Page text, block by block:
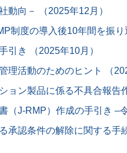
動向－ （2025年12月）
制度の導入後10年間を振り
引き （2025年10月）
理活動のためのヒント （
ョン製品に係る不具合報告
（J-RMP）作成の手引き –
承認条件の解除に関する手